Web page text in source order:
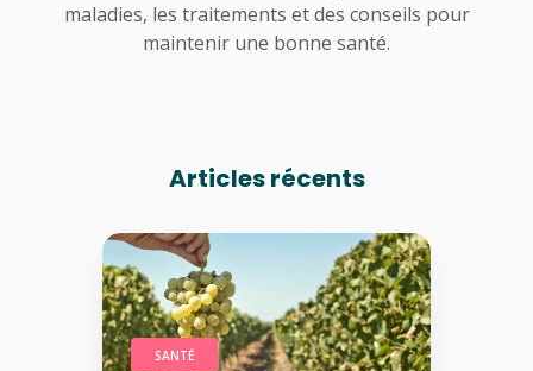
maladies, les traitements et des conseils pour
maintenir une bonne santé.
Articles récents
SANTÉ